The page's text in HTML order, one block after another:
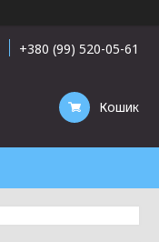
+380 (99) 520-05-61
Кошик